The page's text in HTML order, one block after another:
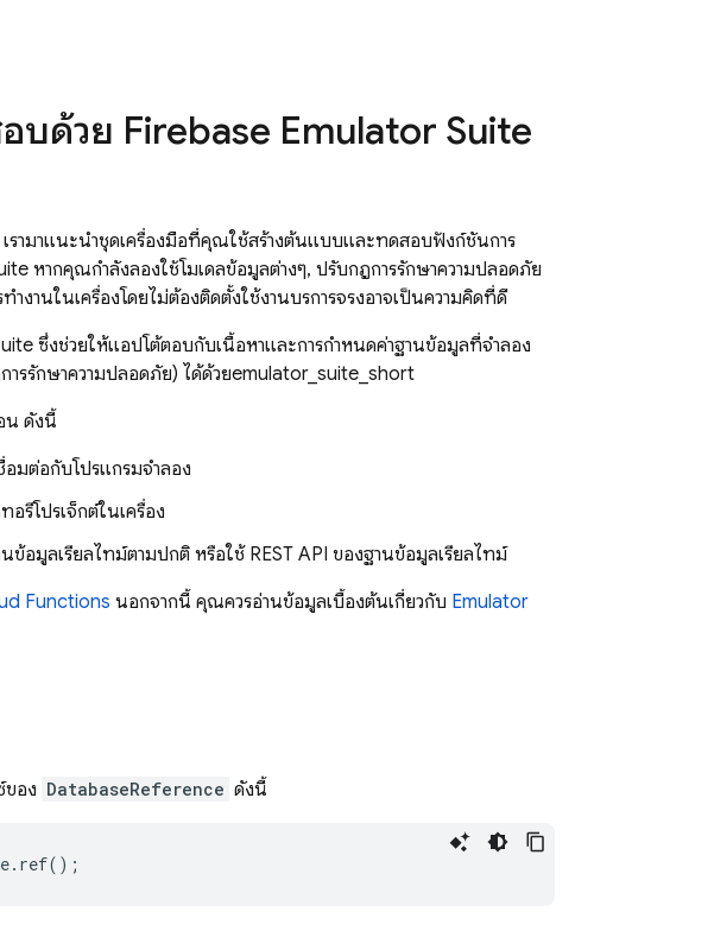
บด้วย Firebase Emulator Suite
รามาแนะนำชุดเครื่องมือที่คุณใช้สร้างต้นแบบและทดสอบฟังก์ชันการ
หากคุณกำลังลองใช้โมเดลข้อมูลต่างๆ, ปรับกฎการรักษาความปลอดภัย
งานในเครื่องโดยไม่ต้องติดตั้งใช้งานบริการจริงอาจเป็นความคิดที่ดี
ซึ่งช่วยให้แอปโต้ตอบกับเนื้อหาและการกำหนดค่าฐานข้อมูลที่จำลอง
ารรักษาความปลอดภัย) ได้ด้วยemulator_suite_short
น ดังนี้
อมต่อกับโปรแกรมจำลอง
อรีโปรเจ็กต์ในเครื่อง
อมูลเรียลไทม์ตามปกติ หรือใช้ REST API ของฐานข้อมูลเรียลไทม์
Functions นอกจากนี้ คุณควรอ่านข้อมูลเบื้องต้นเกี่ยวกับ Emulator
ของ DatabaseReference ดังนี้
. ref();